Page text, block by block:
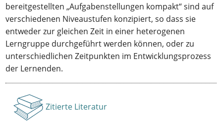
bereitgestellten „Aufgabenstellungen kompakt“ sind auf
verschiedenen Niveaustufen konzipiert, so dass sie
entweder zur gleichen Zeit in einer heterogenen
Lerngruppe durchgeführt werden können, oder zu
unterschiedlichen Zeitpunkten im Entwicklungsprozess
der Lernenden.
Anzeigen
Zitierte Literatur